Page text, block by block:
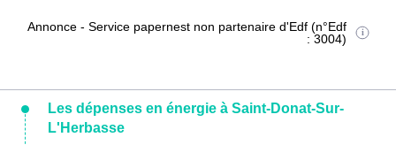
Annonce - Service papernest non partenaire d'Edf (n°Edf
: 3004)
Les dépenses en énergie à Saint-Donat-Sur-
L'Herbasse